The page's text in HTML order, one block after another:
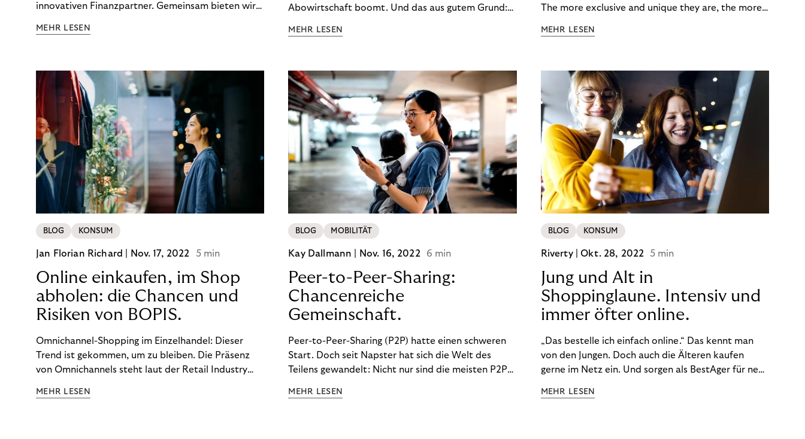
innovativen Finanzpartner. Gemeinsam bieten wir
Erlebnis.
MEHR LESEN
Abowirtschaft boomt. Und das aus gutem Grund:
wünschen. Sie ermöglichen es uns, Produkte und
das Potenzial von Abonnements schon für sich
entdeckt. Und das neue Geschäftsmodell rentiert
sich. Doch was genau können Sie tun, um
Abozahlungen für Ihren Erfolg zu nutzen?
MEHR LESEN
The more exclusive and unique they are, the more
industry uses artificial scarcity, also known as a
reselling products for several times their original
value. You might be thinking, “Kerching!”. But this is
really an unwanted side effect – one which more
and more companies are taking technical steps to
tackle.
MEHR LESEN
BLOG KONSUM
Jan Florian Richard | Nov. 17, 2022 5 min
Online einkaufen, im Shop
abholen: die Chancen und
Risiken von BOPIS.
Omnichannel-Shopping im Einzelhandel: Dieser
Trend ist gekommen, um zu bleiben. Die Präsenz
von Omnichannels steht laut der Retail Industry
nicht mehr verzichtet werden kann. Ein fester
MEHR LESEN
BLOG MOBILITÄT
Kay Dallmann | Nov. 16, 2022 6 min
Peer-to-Peer-Sharing:
Chancenreiche
Gemeinschaft.
Peer-to-Peer-Sharing (P2P) hatte einen schweren
Start. Doch seit Napster hat sich die Welt des
Teilens gewandelt: Nicht nur sind die meisten P2P-
wird, hat sich geändert. Das bietet Unternehmen
MEHR LESEN
BLOG KONSUM
Riverty | Okt. 28, 2022 5 min
Jung und Alt in
Shoppinglaune. Intensiv und
immer öfter online.
„Das bestelle ich einfach online.“ Das kennt man
von den Jungen. Doch auch die Älteren kaufen
gerne im Netz ein. Und sorgen als BestAger für neue
von der Generation Z. Wir haben genauer
MEHR LESEN